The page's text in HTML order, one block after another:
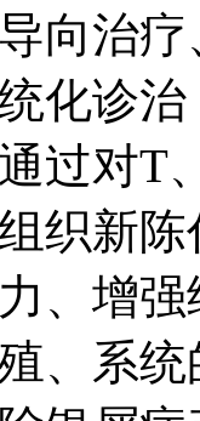
向治
化诊
过对T
织新
、增
、系